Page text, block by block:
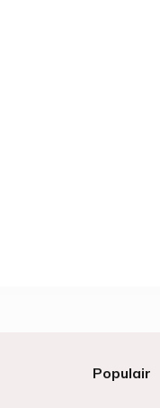
Populair